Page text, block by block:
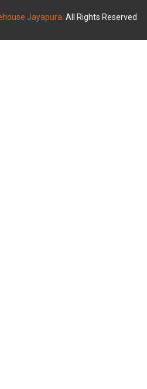
Jayapura . All Rights Reserved